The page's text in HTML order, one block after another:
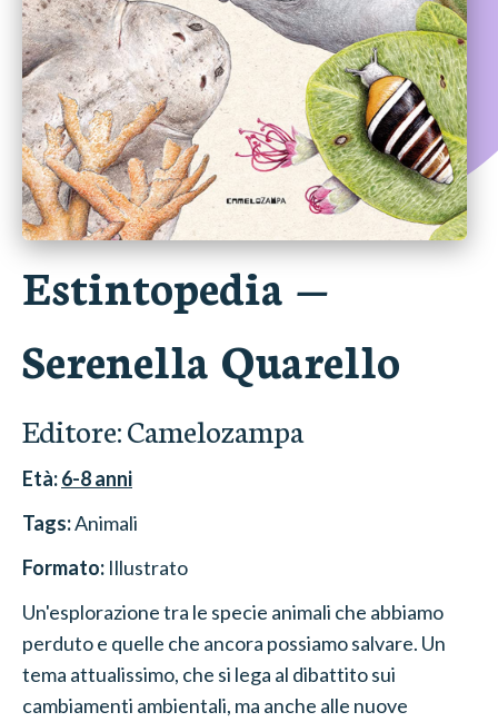
Estintopedia —
Serenella Quarello
Editore:Camelozampa
Età:6-8anni
Tags:Animali
Formato: Illustrato
Un'esplorazione tra le specie animali che abbiamo
perduto e quelle che ancora possiamo salvare. Un
tema attualissimo, che si lega al dibattito sui
cambiamenti ambientali, ma anche alle nuove